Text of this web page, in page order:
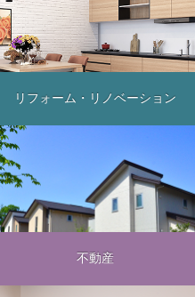
リフォーム・リノベーション
不動産